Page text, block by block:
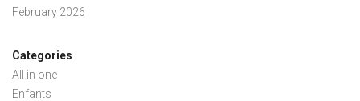
February 2026
Categories
All in one
Enfants